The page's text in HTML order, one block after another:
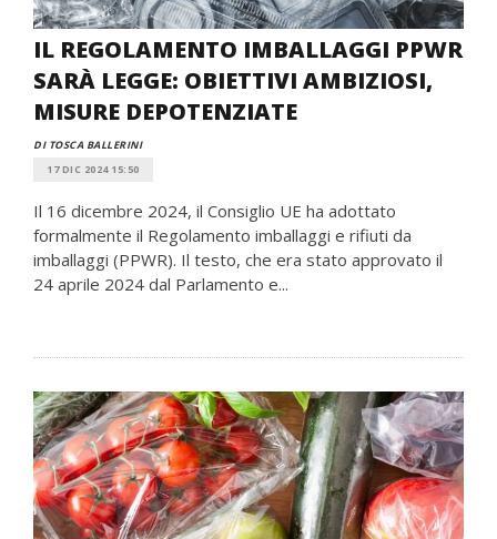
IL REGOLAMENTO IMBALLAGGI PPWR
SARÀ LEGGE: OBIETTIVI AMBIZIOSI,
MISURE DEPOTENZIATE
DI TOSCA BALLERINI
17 DIC 2024 15:50
Il 16 dicembre 2024, il Consiglio UE ha adottato
formalmente il Regolamento imballaggi e rifiuti da
imballaggi (PPWR). Il testo, che era stato approvato il ​​
24 aprile 2024 dal Parlamento e...